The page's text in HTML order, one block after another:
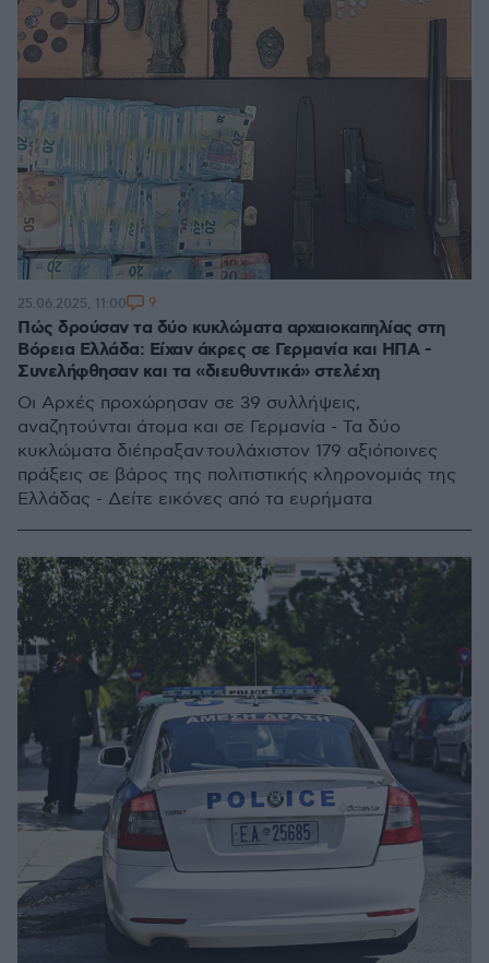
Πώς δρούσαν τα δύο κυκλώματα αρχαιοκαπηλίας στη
Βόρεια Ελλάδα: Είχαν άκρες σε Γερμανία και ΗΠΑ -
Συνελήφθησαν και τα «διευθυντικά» στελέχη
Οι Αρχές προχώρησαν σε 39 συλλήψεις,
αναζητούνται άτομα και σε Γερμανία - Τα δύο
κυκλώματα διέπραξαν τουλάχιστον 179 αξιόποινες
πράξεις σε βάρος της πολιτιστικής κληρονομιάς της
Ελλάδας - Δείτε εικόνες από τα ευρήματα
25.06.2025, 11:00 9